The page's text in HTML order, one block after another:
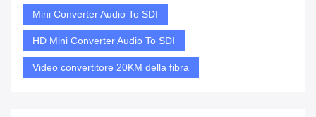
Mini Converter Audio To SDI
HD Mini Converter Audio To SDI
Video convertitore 20KM della fibra